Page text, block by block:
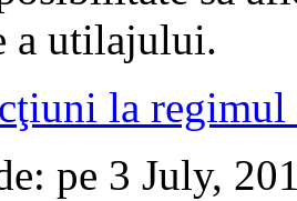
a utilajului.
la
pe 3 July,